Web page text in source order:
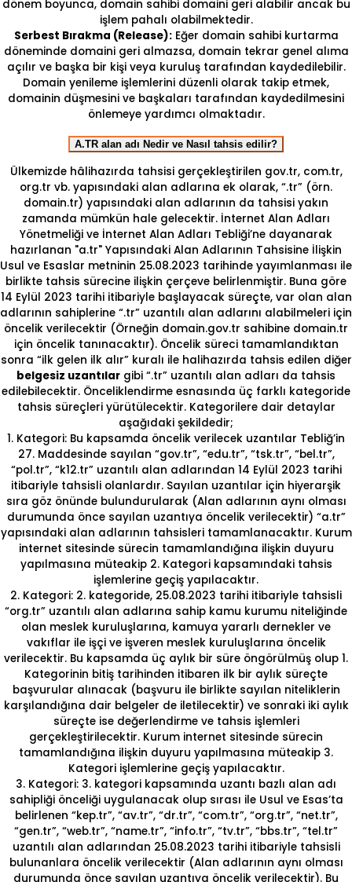
dönem boyunca, domain sahibi domaini geri alabilir ancak bu
işlem pahalı olabilmektedir.
Serbest Bırakma (Release):Eğer domain sahibi kurtarma
döneminde domaini geri almazsa, domain tekrar genel alıma
açılır ve başka bir kişi veya kuruluş tarafından kaydedilebilir.
Domain yenileme işlemlerini düzenli olarak takip etmek,
domainin düşmesini ve başkaları tarafından kaydedilmesini
önlemeye yardımcı olmaktadır.
A.TR alan adı Nedir ve Nasıl tahsis edilir?
Ülkemizde hâlihazırda tahsisi gerçekleştirilen gov.tr, com.tr,
org.tr vb. yapısındaki alan adlarına ek olarak, “.tr” (örn.
domain.tr) yapısındaki alan adlarının da tahsisi yakın
zamanda mümkün hale gelecektir. İnternet Alan Adları
Yönetmeliği ve İnternet Alan Adları Tebliği’ne dayanarak
hazırlanan "a.tr" Yapısındaki Alan Adlarının Tahsisine İlişkin
Usul ve Esaslar metninin 25.08.2023 tarihinde yayımlanması ile
birlikte tahsis sürecine ilişkin çerçeve belirlenmiştir. Buna göre
14 Eylül 2023 tarihi itibariyle başlayacak süreçte, var olan alan
adlarının sahiplerine “.tr” uzantılı alan adlarını alabilmeleri için
öncelik verilecektir (Örneğin domain.gov.tr sahibine domain.tr
için öncelik tanınacaktır). Öncelik süreci tamamlandıktan
sonra “ilk gelen ilk alır” kuralı ile halihazırda tahsis edilen diğer
belgesiz uzantılar gibi “.tr” uzantılı alan adları da tahsis
edilebilecektir. Önceliklendirme esnasında üç farklı kategoride
tahsis süreçleri yürütülecektir. Kategorilere dair detaylar
aşağıdaki şekildedir;
1. Kategori: Bu kapsamda öncelik verilecek uzantılar Tebliğ’in
27. Maddesinde sayılan “gov.tr”, “edu.tr”, “tsk.tr”, “bel.tr”,
“pol.tr”, “k12.tr” uzantılı alan adlarından 14 Eylül 2023 tarihi
itibariyle tahsisli olanlardır. Sayılan uzantılar için hiyerarşik
sıra göz önünde bulundurularak (Alan adlarının aynı olması
durumunda önce sayılan uzantıya öncelik verilecektir) “a.tr”
yapısındaki alan adlarının tahsisleri tamamlanacaktır. Kurum
internet sitesinde sürecin tamamlandığına ilişkin duyuru
yapılmasına müteakip 2. Kategori kapsamındaki tahsis
işlemlerine geçiş yapılacaktır.
2. Kategori: 2. kategoride, 25.08.2023 tarihi itibariyle tahsisli
“org.tr” uzantılı alan adlarına sahip kamu kurumu niteliğinde
olan meslek kuruluşlarına, kamuya yararlı dernekler ve
vakıflar ile işçi ve işveren meslek kuruluşlarına öncelik
verilecektir. Bu kapsamda üç aylık bir süre öngörülmüş olup 1.
Kategorinin bitiş tarihinden itibaren ilk bir aylık süreçte
başvurular alınacak (başvuru ile birlikte sayılan niteliklerin
karşılandığına dair belgeler de iletilecektir) ve sonraki iki aylık
süreçte ise değerlendirme ve tahsis işlemleri
gerçekleştirilecektir. Kurum internet sitesinde sürecin
tamamlandığına ilişkin duyuru yapılmasına müteakip 3.
Kategori işlemlerine geçiş yapılacaktır.
3. Kategori: 3. kategori kapsamında uzantı bazlı alan adı
sahipliği önceliği uygulanacak olup sırası ile Usul ve Esas’ta
belirlenen “kep.tr”, “av.tr”, “dr.tr”, “com.tr”, “org.tr”, “net.tr”,
“gen.tr”, “web.tr”, “name.tr”, “info.tr”, “tv.tr”, “bbs.tr”, “tel.tr”
uzantılı alan adlarından 25.08.2023 tarihi itibariyle tahsisli
bulunanlara öncelik verilecektir (Alan adlarının aynı olması
durumunda önce sayılan uzantıya öncelik verilecektir). Bu